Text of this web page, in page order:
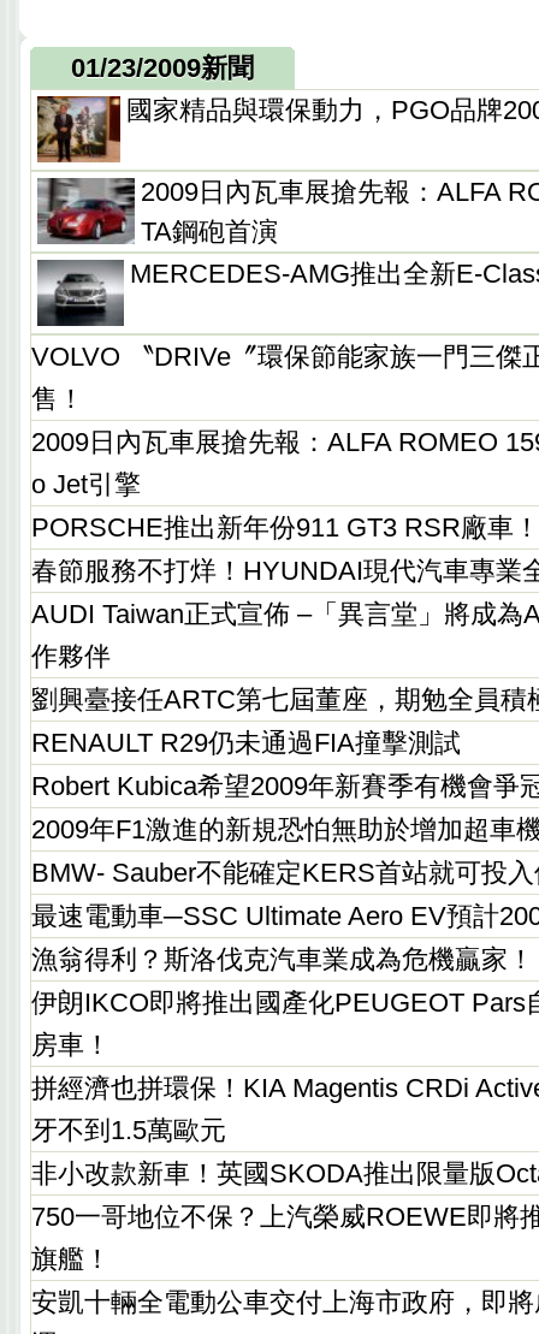
01/23/2009新聞
國家精品與環保動力，PGO品牌
2009日內瓦車展搶先報：ALFA
TA鋼砲首演
MERCEDES-AMG推出全新E-
VOLVO 〝DRIVe〞環保節能家族一門三傑
售！
2009日內瓦車展搶先報：ALFA ROMEO
o Jet引擎
PORSCHE推出新年份911 GT3 RSR廠車！
春節服務不打烊！HYUNDAI現代汽車專業
AUDI Taiwan正式宣佈 –「異言堂」將成為
作夥伴
劉興臺接任ARTC第七屆董座，期勉全員積
RENAULT R29仍未通過FIA撞擊測試
Robert Kubica希望2009年新賽季有機會爭
2009年F1激進的新規恐怕無助於增加超車
BMW- Sauber不能確定KERS首站就可投
最速電動車─SSC Ultimate Aero EV預計
漁翁得利？斯洛伐克汽車業成為危機贏家！
伊朗IKCO即將推出國產化PEUGEOT Pars
房車！
拼經濟也拼環保！KIA Magentis CRDi
牙不到1.5萬歐元
非小改款新車！英國SKODA推出限量版
750一哥地位不保？上汽榮威ROEWE即將
旗艦！
安凱十輛全電動公車交付上海市政府，即